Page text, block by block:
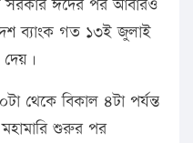
সরকার ঈদের পর আবারও
ব্যাংক গত ১৩ই জুলাই
থেকে বিকাল ৪টা পর্যন্ত
মহামারি শুরুর পর